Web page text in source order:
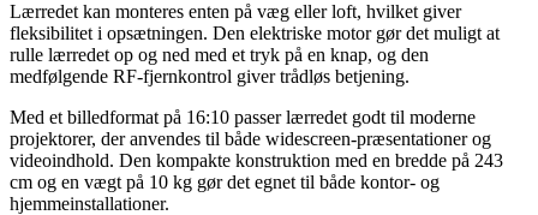
Lærredet kan monteres enten på væg eller loft, hvilket giver
fleksibilitet i opsætningen. Den elektriske motor gør det muligt at
rulle lærredet op og ned med et tryk på en knap, og den
medfølgende RF-fjernkontrol giver trådløs betjening.
Med et billedformat på 16:10 passer lærredet godt til moderne
projektorer, der anvendes til både widescreen-præsentationer og
videoindhold. Den kompakte konstruktion med en bredde på 243
cm og en vægt på 10 kg gør det egnet til både kontor- og
hjemmeinstallationer.